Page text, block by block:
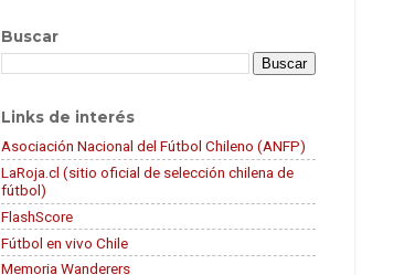
Buscar
Links de interés
Asociación Nacional del Fútbol Chileno (ANFP)
LaRoja.cl (sitio oficial de selección chilena de
fútbol)
FlashScore
Fútbol en vivo Chile
Memoria Wanderers